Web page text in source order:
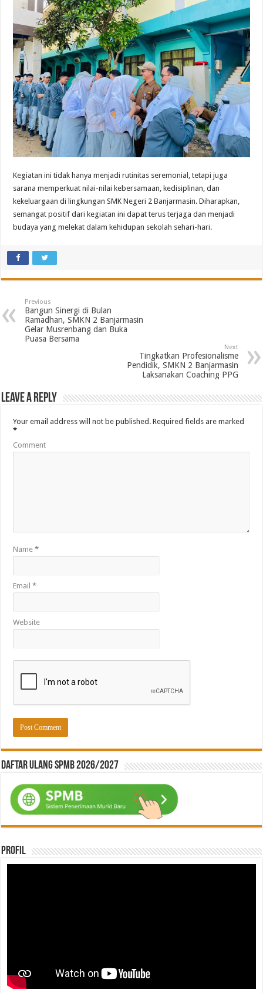
Kegiatan ini tidak hanya menjadi rutinitas seremonial, tetapi juga
sarana memperkuat nilai-nilai kebersamaan, kedisiplinan, dan
kekeluargaan di lingkunganSMK Negeri 2 Banjarmasin. Diharapkan,
semangat positif dari kegiatan ini dapat terus terjaga dan menjadi
budaya yang melekat dalam kehidupan sekolah sehari-hari.
Previous
Bangun Sinergi di Bulan
Ramadhan, SMKN 2 Banjarmasin
Gelar Musrenbang dan Buka
Puasa Bersama
Next
Tingkatkan Profesionalisme
Pendidik, SMKN 2 Banjarmasin
Laksanakan Coaching PPG
Leave a Reply
Your email address will not be published. Required fields are marked
*
Comment
Name*
Email*
Website
Daftar ulang SPMB 2026/2027
Profil